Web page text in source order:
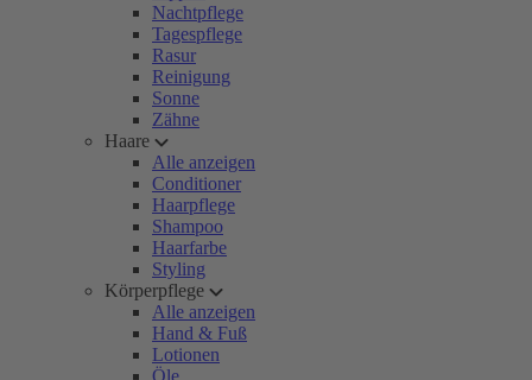
Nachtpflege
Tagespflege
Rasur
Reinigung
Sonne
Zähne
Haare
Alle anzeigen
Conditioner
Haarpflege
Shampoo
Haarfarbe
Styling
Körperpflege
Alle anzeigen
Hand & Fuß
Lotionen
Öle